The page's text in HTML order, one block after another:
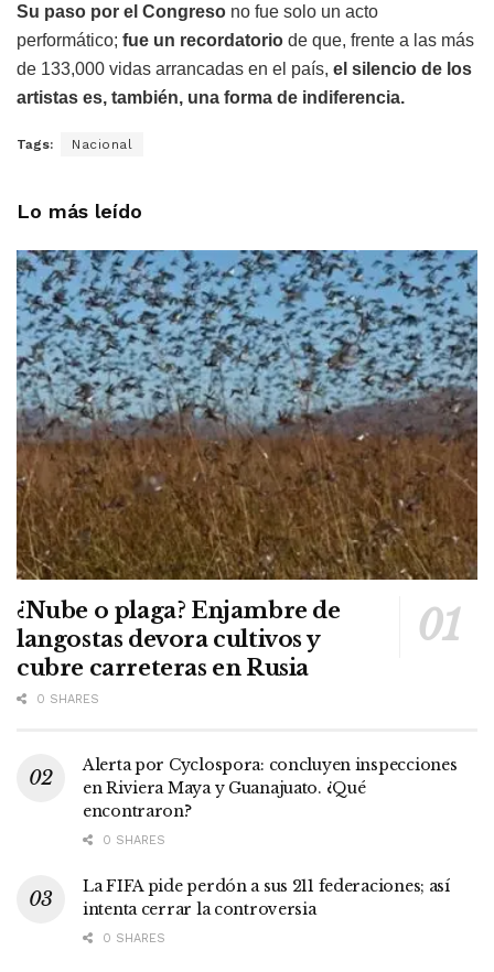
Su paso por el Congreso no fue solo un acto
performático; fue un recordatorio de que, frente a las más
de 133,000 vidas arrancadas en el país, el silencio de los
artistas es, también, una forma de indiferencia.
Tags: Nacional
Lo más leído
¿Nube o plaga? Enjambre de
langostas devora cultivos y
cubre carreteras en Rusia
0 SHARES
Alerta por Cyclospora: concluyen inspecciones
en Riviera Maya y Guanajuato. ¿Qué
encontraron?
0 SHARES
La FIFA pide perdón a sus 211 federaciones; así
intenta cerrar la controversia
0 SHARES